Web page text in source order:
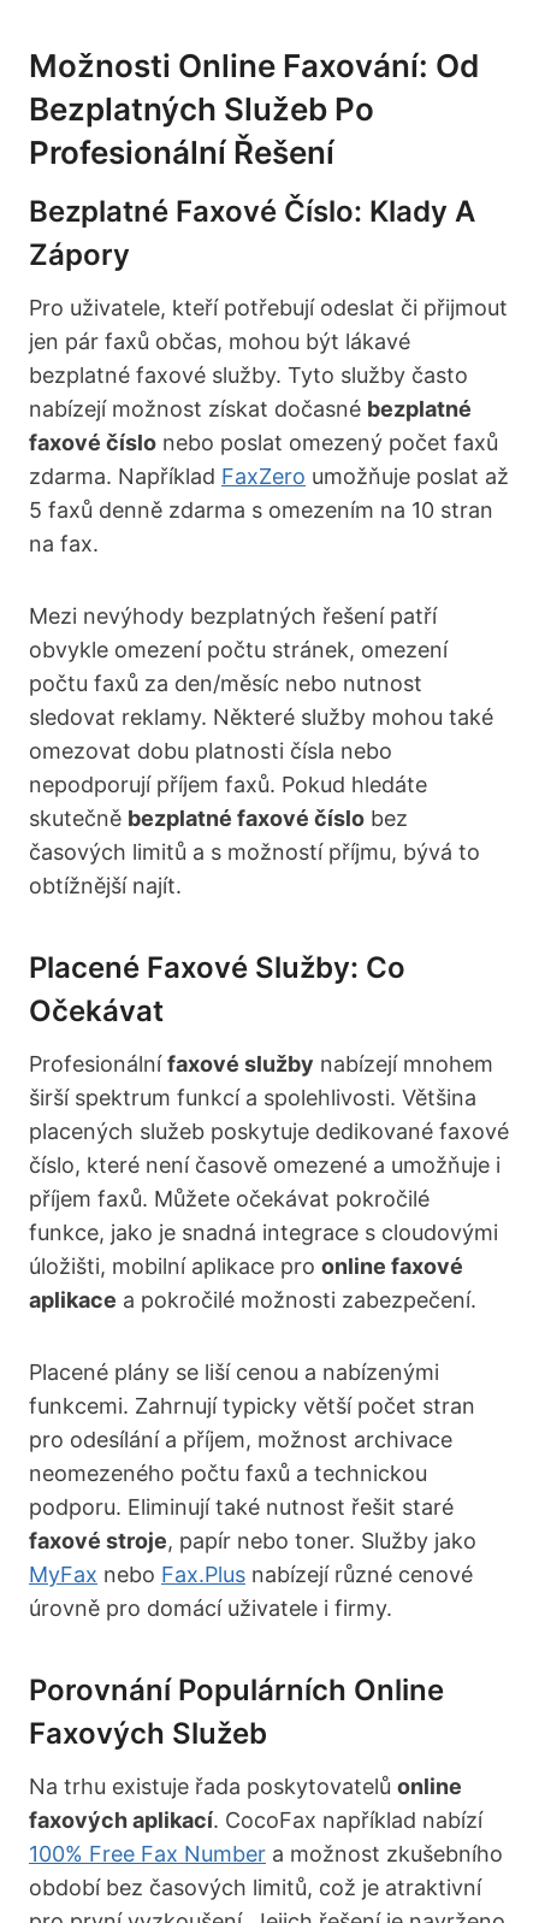
Možnosti Online Faxování: Od
Bezplatných Služeb Po
Profesionální Řešení
Bezplatné Faxové Číslo: Klady A
Zápory
Pro uživatele, kteří potřebují odeslat či přijmout
jen pár faxů občas, mohou být lákavé
bezplatné faxové služby. Tyto služby často
nabízejí možnost získat dočasné bezplatné
faxové číslo nebo poslat omezený počet faxů
zdarma. Například FaxZero umožňuje poslat až
5 faxů denně zdarma s omezením na 10 stran
na fax.
Mezi nevýhody bezplatných řešení patří
obvykle omezení počtu stránek, omezení
počtu faxů za den/měsíc nebo nutnost
sledovat reklamy. Některé služby mohou také
omezovat dobu platnosti čísla nebo
nepodporují příjem faxů. Pokud hledáte
skutečně bezplatné faxové číslo bez
časových limitů a s možností příjmu, bývá to
obtížnější najít.
Placené Faxové Služby: Co
Očekávat
Profesionálnífaxové služby nabízejí mnohem
širší spektrum funkcí a spolehlivosti. Většina
placených služeb poskytuje dedikované faxové
číslo, které není časově omezené a umožňuje i
příjem faxů. Můžete očekávat pokročilé
funkce, jako je snadná integrace s cloudovými
úložišti, mobilní aplikace pro online faxové
aplikace a pokročilé možnosti zabezpečení.
Placené plány se liší cenou a nabízenými
funkcemi. Zahrnují typicky větší počet stran
pro odesílání a příjem, možnost archivace
neomezeného počtu faxů a technickou
podporu. Eliminují také nutnost řešit staré
faxové stroje, papír nebo toner. Služby jako
MyFax nebo Fax.Plus nabízejí různé cenové
úrovně pro domácí uživatele i firmy.
Porovnání Populárních Online
Faxových Služeb
Na trhu existuje řada poskytovatelů online
faxových aplikací. CocoFax například nabízí
100% Free Fax Number a možnost zkušebního
období bez časových limitů, což je atraktivní